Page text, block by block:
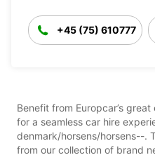
+45 (75) 610777
Benefit from Europcar’s
for a seamless car hire
denmark/horsens/horsens--.
from our collection of brand